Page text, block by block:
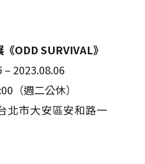
ODD SURVIVAL》
– 2023.08.06
（週二公休）
北市大安區安和路一